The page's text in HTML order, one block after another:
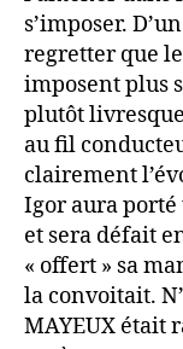
s’imposer.
regretter que
imposent plus
plutôt
au fil
clairement
Igor aura porté
et sera défait
« offert » sa
la convoitait.
MAYEUX était